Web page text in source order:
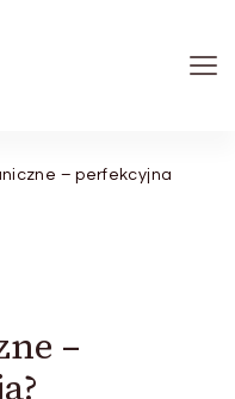
– perfekcyjna
–